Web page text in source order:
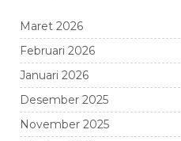
Maret 2026
Februari 2026
Januari 2026
Desember 2025
November 2025